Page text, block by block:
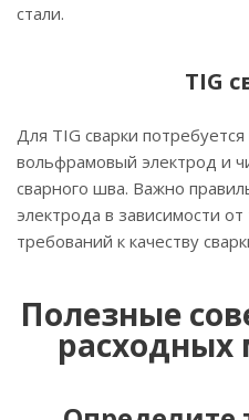
стали.
TIG
Для TIG сварки
вольфрамовый электрод и
сварного шва. Важно
электрода в зависимости
требований к качеству
Полезные
расходных